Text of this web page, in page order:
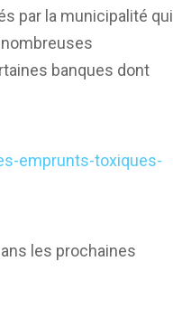
par la municipalité qui
banques dont
emprunts-toxiques-
les prochaines